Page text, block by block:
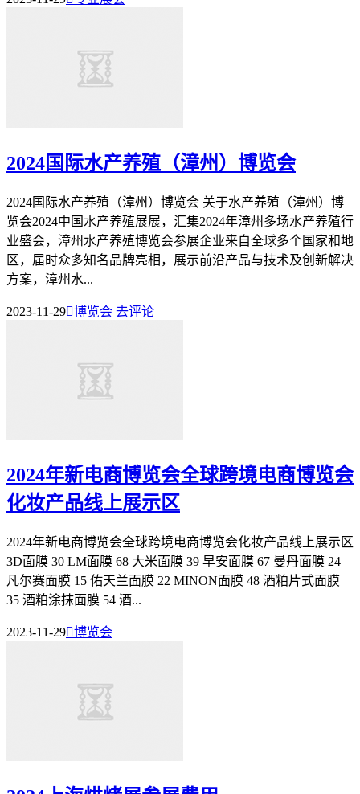
2024国际水产养殖（漳州）博览会
2024国际水产养殖（漳州）博览会 关于水产养殖（漳州）博
览会2024中国水产养殖展展，汇集2024年漳州多场水产养殖行
业盛会，漳州水产养殖博览会参展企业来自全球多个国家和地
区，届时众多知名品牌亮相，展示前沿产品与技术及创新解决
方案，漳州水...
2023-11-29博览会 去评论
2024年新电商博览会全球跨境电商博览会
化妆产品线上展示区
2024年新电商博览会全球跨境电商博览会化妆产品线上展示区
3D面膜 30 LM面膜 68 大米面膜 39 早安面膜 67 曼丹面膜 24
凡尔赛面膜 15 佑天兰面膜 22 MINON面膜 48 酒粕片式面膜
35 酒粕涂抹面膜 54 酒...
2023-11-29博览会